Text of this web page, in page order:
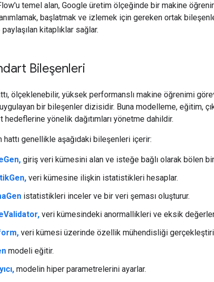
temel alan, Google üretim ölçeğinde bir makine
başlatmak ve izlemek için gereken ortak
kitaplıklar sağlar.
Bileşenleri
ölçeklenebilir, yüksek performanslı makine öğrenimi
uygulayan bir bileşenler dizisidir. Buna modelleme, eğitim,
hedeflerine yönelik dağıtımları yönetme dahildir.
hattı genellikle aşağıdaki bileşenleri içerir:
giriş veri kümesini alan ve isteğe bağlı olarak bölen
veri kümesine ilişkin istatistikleri hesaplar.
istatistikleri inceler ve bir veri şeması oluşturur.
veri kümesindeki anormallikleri ve eksik
veri kümesi üzerinde özellik mühendisliği
modeli eğitir.
modelin hiper parametrelerini ayarlar.